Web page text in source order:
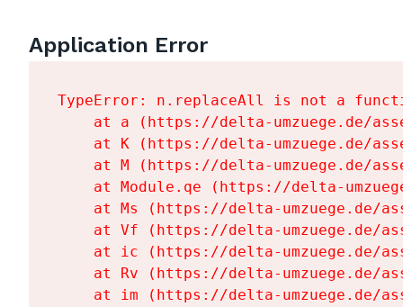
Application Error
TypeError: n.replaceAll is not a
at a (https://delta-umzuege.de/
at K (https://delta-umzuege.de/
at M (https://delta-umzuege.de/
at Module.qe (https://delta-
at Ms (https://delta-umzuege.de/
at Vf (https://delta-umzuege.de/
at ic (https://delta-umzuege.de/
at Rv (https://delta-umzuege.de/
at im (https://delta-umzuege.de/